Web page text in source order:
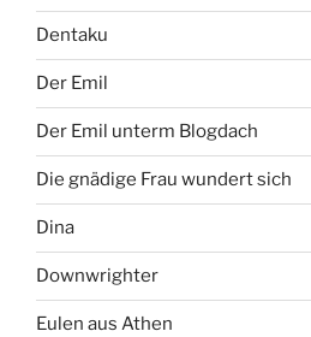
Dentaku
Der Emil
Der Emil unterm Blogdach
Die gnädige Frau wundert sich
Dina
Downwrighter
Eulen aus Athen